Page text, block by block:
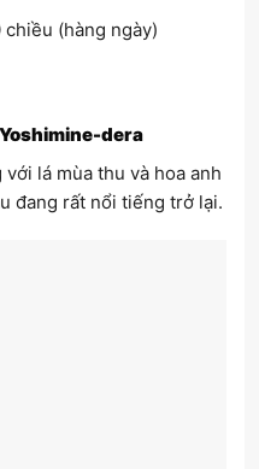
(hàng ngày)
dera
lá mùa thu và hoa anh
đang rất nổi tiếng trở lại.